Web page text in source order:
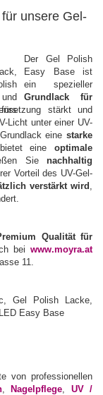
unsere Gel-
Der Gel Polish
Easy Base ist
ein spezieller
Grundlack für
stärkt und
Licht unter einer UV-
eine starke
eine optimale
Sienachhaltig
Vorteil des UV-Gel-
verstärkt wird
Qualität für
bei www.moyra.at
11.
von professionellen
, Nagelpflege
UV /